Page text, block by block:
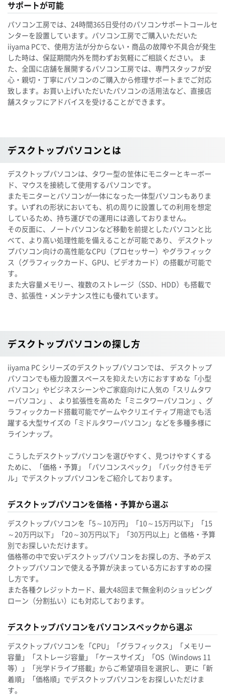
サポートが可能
パソコン工房では、24時間365日受付のパソコンサポートコールセ
ンターを設置しています。パソコン工房でご購入いただいた
iiyama PCで、使用方法が分からない・商品の故障や不具合が発生
した時は、保証期間内外を問わずお気軽にご相談ください。 ま
た、全国に店舗を展開するパソコン工房では、専門スタッフが安
心・親切・丁寧にパソコンのご購入から修理サポートまでご対応
致します。お買い上げいただいたパソコンの活用法など、直接店
舗スタッフにアドバイスを受けることができます。
デスクトップパソコンとは
デスクトップパソコンは、タワー型の筐体にモニターとキーボー
ド、マウスを接続して使用するパソコンです。
またモニターとパソコンが一体になった一体型パソコンもありま
す。いずれの形状においても、机の周りに設置しての利用を想定
しているため、持ち運びでの運用には適しておりません。
その反面に、ノートパソコンなど移動を前提としたパソコンと比
べて、より高い処理性能を備えることが可能であり、 デスクトッ
プパソコン向けの高性能なCPU（プロセッサー）やグラフィック
ス（グラフィックカード、GPU、ビデオカード）の搭載が可能で
す。
また大容量メモリー、複数のストレージ（SSD、HDD）も搭載で
き、拡張性・メンテナンス性にも優れています。
デスクトップパソコンの探し方
iiyama PC シリーズのデスクトップパソコンでは、 デスクトップ
パソコンでも極力設置スペースを抑えたい方におすすめな「小型
パソコン」やビジネスシーンやご家庭向けに人気の「スリムタワ
ーパソコン」、 より拡張性を高めた「ミニタワーパソコン」、グ
ラフィックカード搭載可能でゲームやクリエイティブ用途でも活
躍する大型サイズの「ミドルタワーパソコン」などを多種多様に
ラインナップ。
こうしたデスクトップパソコンを選びやすく、見つけやすくする
ために、「価格・予算」「パソコンスペック」「パック付きモデ
ル」でデスクトップパソコンをご紹介しております。
デスクトップパソコンを価格・予算から選ぶ
デスクトップパソコンを「5～10万円」「10～15万円以下」「15
～20万円以下」「20～30万円以下」「30万円以上」と価格・予算
別でお探しいただけます。
価格帯の中で安いデスクトップパソコンをお探しの方、予めデス
クトップパソコンで使える予算が決まっている方におすすめの探
し方です。
また各種クレジットカード、最大48回まで無金利のショッピング
ローン（分割払い）にも対応しております。
デスクトップパソコンをパソコンスペックから選ぶ
デスクトップパソコンを「CPU」「グラフィックス」「メモリー
容量」「ストレージ容量」「ケースサイズ」「OS（Windows 11
等）」「光学ドライブ搭載」からご希望項目を選択し、 更に「新
着順」「価格順」でデスクトップパソコンをお探しいただけま
す。